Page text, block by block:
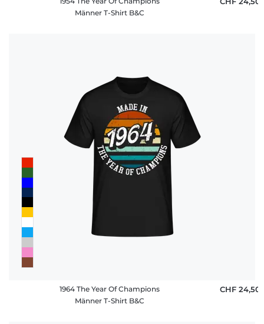
Männer T-Shirt B&C
1964 The Year Of Champions
Männer T-Shirt B&C
CHF 24,50